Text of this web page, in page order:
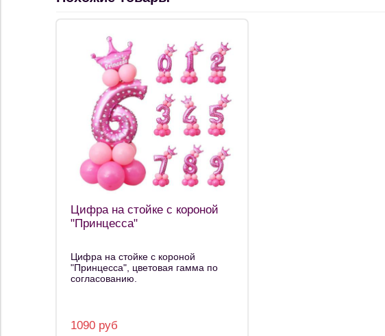
Цифра на стойке с короной
"Принцесса"
Цифра на стойке с короной
"Принцесса", цветовая гамма по
согласованию.
1090 руб